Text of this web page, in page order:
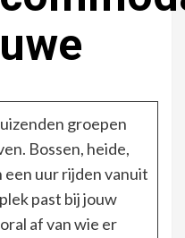
groepen
Bossen, heide,
uur rijden vanuit
past bij jouw
af van wie er